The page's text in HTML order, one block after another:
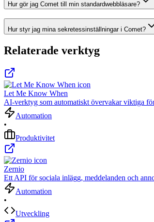
Hur gör jag Comet till min standardwebbläsare?
Hur styr jag mina sekretessinställningar i Comet?
Relaterade verktyg
Let Me Know When
AI-verktyg som automatiskt övervakar viktiga
Automation
•
Produktivitet
Zernio
Ett API för sociala inlägg, meddelanden och
Automation
•
Utveckling